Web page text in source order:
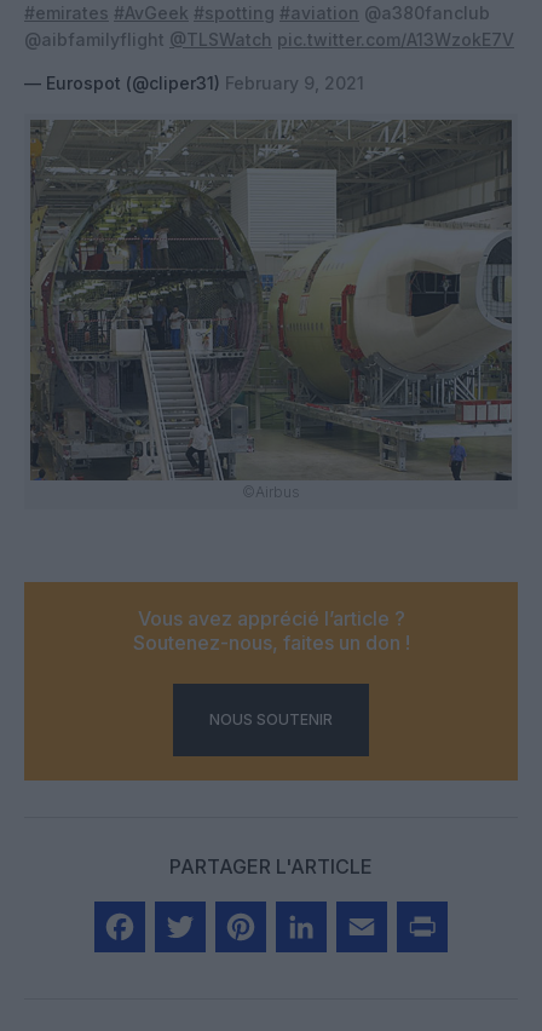
#emirates #AvGeek #spotting #aviation @a380fanclub
@aibfamilyflight @TLSWatch pic.twitter.com/A13WzokE7V
— Eurospot (@cliper31) February 9, 2021
©Airbus
Vous avez apprécié l’article ?
Soutenez-nous, faites un don !
NOUS SOUTENIR
PARTAGER L'ARTICLE